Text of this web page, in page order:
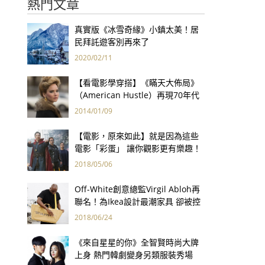
熱門文章
真實版《冰雪奇緣》小鎮太美！居
民拜託遊客別再來了
2020/02/11
【看電影學穿搭】《瞞天大佈局》
（American Hustle）再現70年代
炫目華服
2014/01/09
【電影，原來如此】就是因為這些
電影「彩蛋」 讓你觀影更有樂趣！
2018/05/06
Off-White創意總監Virgil Abloh再
聯名！為Ikea設計最潮家具 卻被控
抄襲？
2018/06/24
《來自星星的你》全智賢時尚大牌
上身 熱門韓劇變身另類服裝秀場